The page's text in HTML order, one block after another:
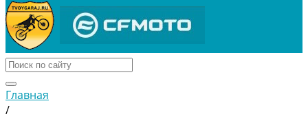
Главная
/